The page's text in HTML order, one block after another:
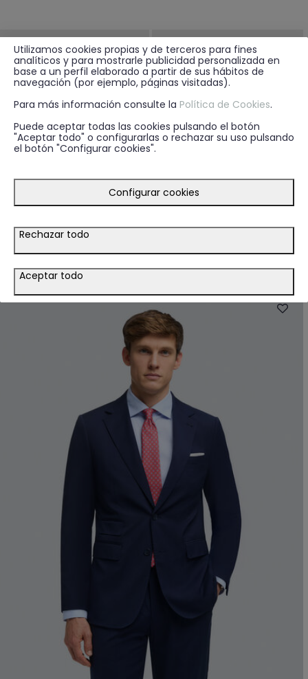
PAÑUELO PRINTED AZUL
PAÑUELO PRINTED BURDEOS
Utilizamos cookies propias y de terceros para fines
analíticos y para mostrarle publicidad personalizada en
base a un perfil elaborado a partir de sus hábitos de
navegación (por ejemplo, páginas visitadas).
Para más información consulte la Política de Cookies.
Puede aceptar todas las cookies pulsando el botón
"Aceptar todo" o configurarlas o rechazar su uso pulsando
el botón "Configurar cookies".
Configurar cookies
Rechazar todo
Aceptar todo